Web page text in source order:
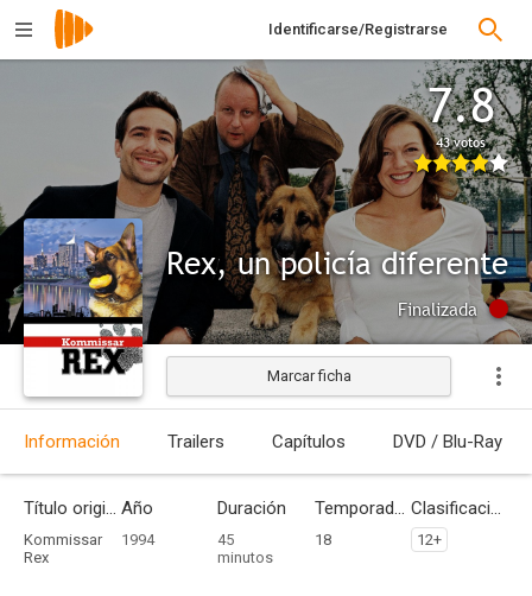
Identificarse/Registrarse
7.8
43 votos
Rex, un policía diferente
Finalizada
Marcar ficha
Información Trailers Capítulos DVD / Blu-Ray
Título original
Kommissar
Rex
Año
1994
Duración
45
minutos
Temporadas
18
Clasificación por edades
12+